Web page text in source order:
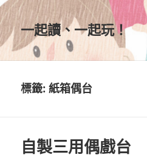
一起讀、一起玩！
標籤:紙箱偶台
自製三用偶戲台